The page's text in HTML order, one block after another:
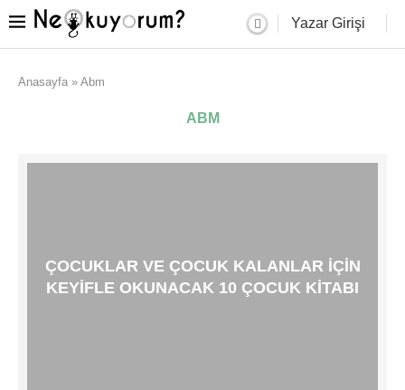
Yazar Girişi
Anasayfa » Abm
ABM
ÇOCUKLAR VE ÇOCUK KALANLAR IÇIN
KEYIFLE OKUNACAK 10 ÇOCUK KITABI